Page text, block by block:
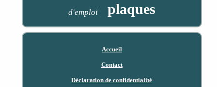
d'emploi plaques
Accueil
Contact
Déclaration de confidentialité